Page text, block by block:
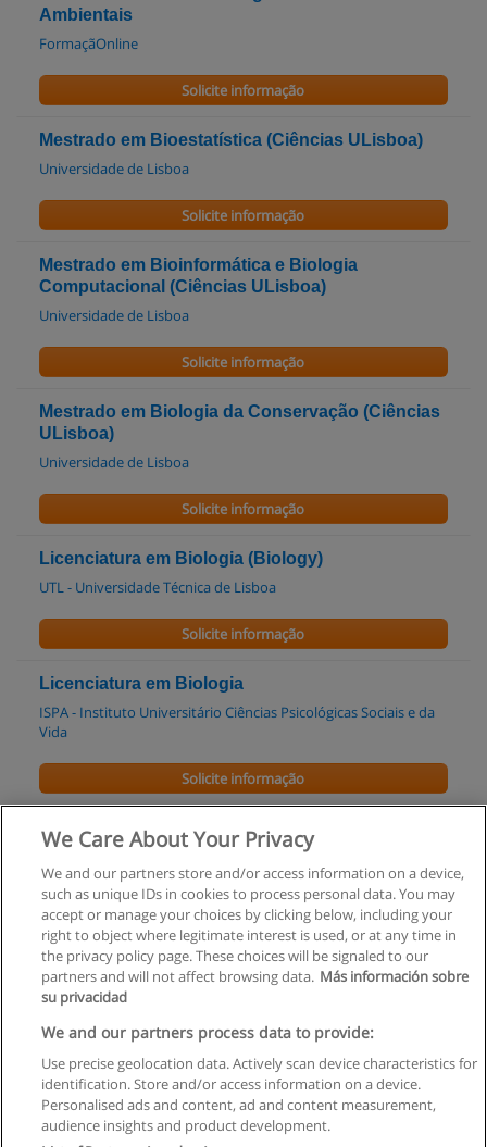
Ambientais
FormaçãOnline
Solicite informação
Mestrado em Bioestatística (Ciências ULisboa)
Universidade de Lisboa
Solicite informação
Mestrado em Bioinformática e Biologia
Computacional (Ciências ULisboa)
Universidade de Lisboa
Solicite informação
Mestrado em Biologia da Conservação (Ciências
ULisboa)
Universidade de Lisboa
Solicite informação
Licenciatura em Biologia (Biology)
UTL - Universidade Técnica de Lisboa
Solicite informação
Licenciatura em Biologia
ISPA - Instituto Universitário Ciências Psicológicas Sociais e da
Vida
Solicite informação
Mestrado em Biotecnologia
Solicite informação
Regras de uso
Privacidade de dados
Entrar em contato com Educaedu
We Care About Your Privacy
We and our partners store and/or access information on a device,
such as unique IDs in cookies to process personal data. You may
accept or manage your choices by clicking below, including your
right to object where legitimate interest is used, or at any time in
the privacy policy page. These choices will be signaled to our
partners and will not affect browsing data. Más información sobre
su privacidad
We and our partners process data to provide:
Use precise geolocation data. Actively scan device characteristics for
identification. Store and/or access information on a device.
Personalised ads and content, ad and content measurement,
audience insights and product development.